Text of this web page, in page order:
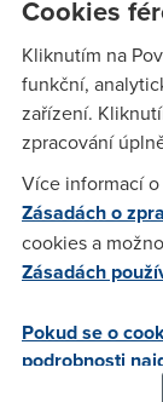
http://
http://
http://
http://
http://
http://
http://
http://
http://
http://
http://
http://
Cookies
Kliknutím na
funkční,
zařízení.
zpracování
Více informací
Zásadách o
cookies a
Zásadách
Pokud se o
podrobnosti